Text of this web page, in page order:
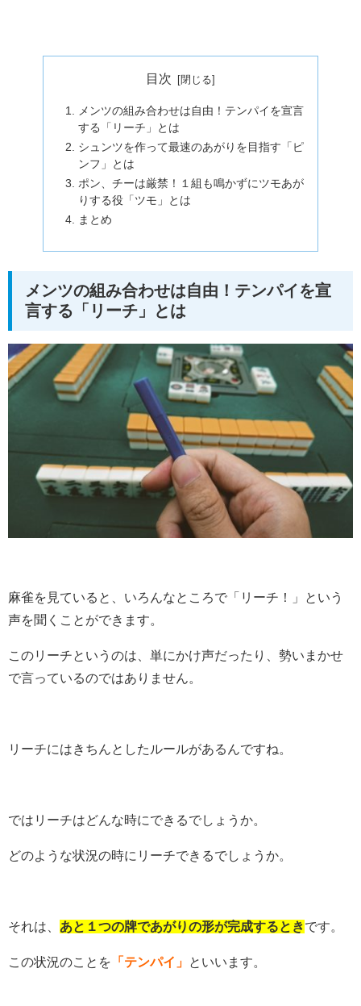
目次
メンツの組み合わせは自由！テンパイを宣言
する「リーチ」とは
シュンツを作って最速のあがりを目指す「ピ
ンフ」とは
ポン、チーは厳禁！１組も鳴かずにツモあが
りする役「ツモ」とは
まとめ
メンツの組み合わせは自由！テンパイを宣
言する「リーチ」とは
麻雀を見ていると、いろんなところで「リーチ！」という
声を聞くことができます。
このリーチというのは、単にかけ声だったり、勢いまかせ
で言っているのではありません。
リーチにはきちんとしたルールがあるんですね。
ではリーチはどんな時にできるでしょうか。
どのような状況の時にリーチできるでしょうか。
それは、 あと１つの牌であがりの形が完成するときです。
この状況のことを 「テンパイ」 といいます。